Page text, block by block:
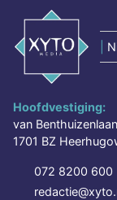
Hoofdvestiging:
van
1701 BZ
072 8200 600